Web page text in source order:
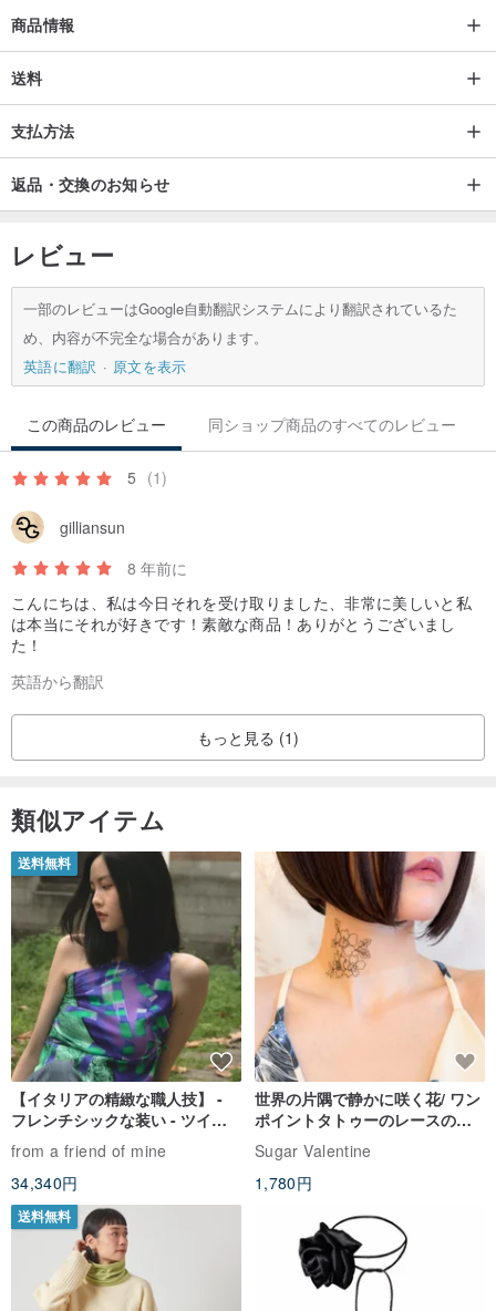
商品情報
送料
支払方法
返品・交換のお知らせ
レビュー
一部のレビューはGoogle自動翻訳システムにより翻訳されているた
め、内容が不完全な場合があります。
英語に翻訳
原文を表示
この商品のレビュー 同ショップ商品のすべてのレビュー
5 (1)
gilliansun
8 年前に
こんにちは、私は今日それを受け取りました、非常に美しいと私
は本当にそれが好きです！素敵な商品！ありがとうございまし
た！
英語から翻訳
もっと見る (1)
類似アイテム
送料無料
【イタリアの精緻な職人技】 -
フレンチシックな装い - ツイル
プリントシルクスカーフトップ
ス
from a friend of mine
34,340円
世界の片隅で静かに咲く花/ ワン
ポイントタトゥーのレースのチ
ョーカー SV649
Sugar Valentine
1,780円
送料無料